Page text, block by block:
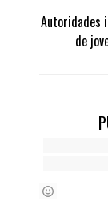
Autoridades
de